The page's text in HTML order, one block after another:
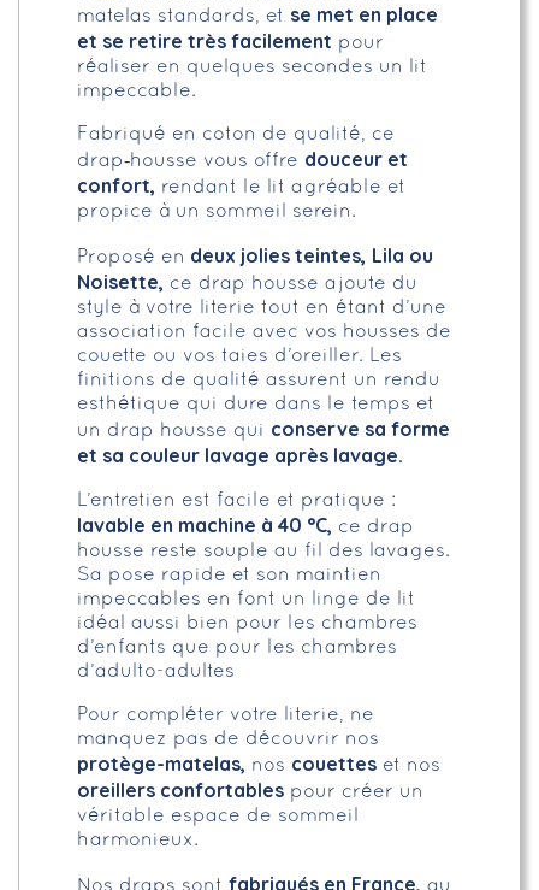
matelas standards, et se met en place
et se retire très facilement pour
réaliser en quelques secondes un lit
impeccable.
Fabriqué en coton de qualité, ce
drap‑housse vous offre douceur et
confort, rendant le lit agréable et
propice à un sommeil serein.
Proposé en deux jolies teintes, Lila ou
Noisette, ce drap housse ajoute du
style à votre literie tout en étant d’une
association facile avec vos housses de
couette ou vos taies d’oreiller. Les
finitions de qualité assurent un rendu
esthétique qui dure dans le temps et
un drap housse qui conserve sa forme
et sa couleur lavage après lavage.
L’entretien est facile et pratique :
lavable en machine à 40 °C, ce drap
housse reste souple au fil des lavages.
Sa pose rapide et son maintien
impeccables en font un linge de lit
idéal aussi bien pour les chambres
d’enfants que pour les chambres
d’adulto-adultes
Pour compléter votre literie, ne
manquez pas de découvrir nos
protège-matelas, nos couettes et nos
oreillers confortables pour créer un
véritable espace de sommeil
harmonieux.
Nos draps sont fabriqués en France, au